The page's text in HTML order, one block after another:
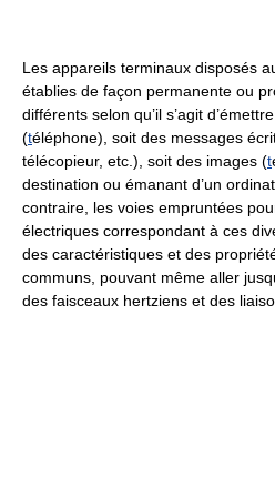
Les appareils terminaux disposés
établies de façon permanente ou
différents selon qu’il s’agit
(téléphone), soit des messages
télécopieur, etc.), soit des images (t
destination ou émanant d’un
contraire, les voies empruntées
électriques correspondant à ces
des caractéristiques et des
communs, pouvant même aller
des faisceaux hertziens et des